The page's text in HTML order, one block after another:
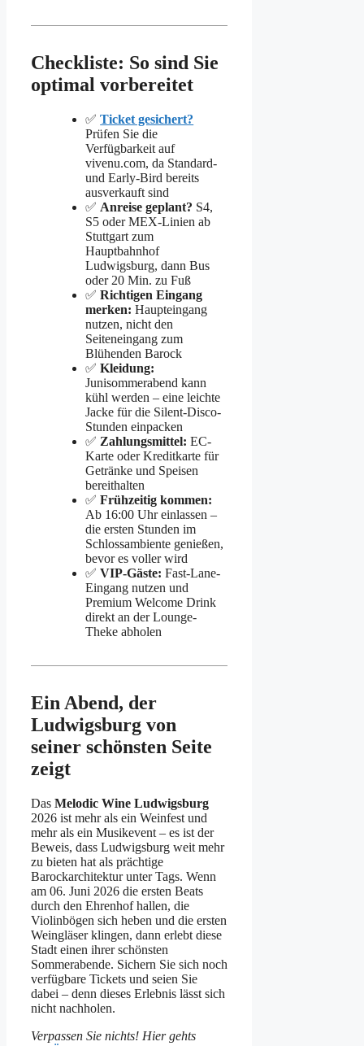
Checkliste: So sind Sie
optimal vorbereitet
✅Ticket gesichert?
Prüfen Sie die
Verfügbarkeit auf
vivenu.com, da Standard-
und Early-Bird bereits
ausverkauft sind
✅ Anreise geplant? S4,
S5 oder MEX-Linien ab
Stuttgart zum
Hauptbahnhof
Ludwigsburg, dann Bus
oder 20 Min. zu Fuß
✅Richtigen Eingang
merken: Haupteingang
nutzen, nicht den
Seiteneingang zum
Blühenden Barock
✅Kleidung:
Junisommerabend kann
kühl werden – eine leichte
Jacke für die Silent-Disco-
Stunden einpacken
✅ Zahlungsmittel: EC-
Karte oder Kreditkarte für
Getränke und Speisen
bereithalten
✅Frühzeitig kommen:
Ab 16:00 Uhr einlassen –
die ersten Stunden im
Schlossambiente genießen,
bevor es voller wird
✅VIP-Gäste: Fast-Lane-
Eingang nutzen und
Premium Welcome Drink
direkt an der Lounge-
Theke abholen
Ein Abend, der
Ludwigsburg von
seiner schönsten Seite
zeigt
Das Melodic Wine Ludwigsburg
2026 ist mehr als ein Weinfest und
mehr als ein Musikevent – es ist der
Beweis, dass Ludwigsburg weit mehr
zu bieten hat als prächtige
Barockarchitektur unter Tags. Wenn
am 06. Juni 2026 die ersten Beats
durch den Ehrenhof hallen, die
Violinbögen sich heben und die ersten
Weingläser klingen, dann erlebt diese
Stadt einen ihrer schönsten
Sommerabende. Sichern Sie sich noch
verfügbare Tickets und seien Sie
dabei – denn dieses Erlebnis lässt sich
nicht nachholen.
Verpassen Sie nichts! Hier gehts